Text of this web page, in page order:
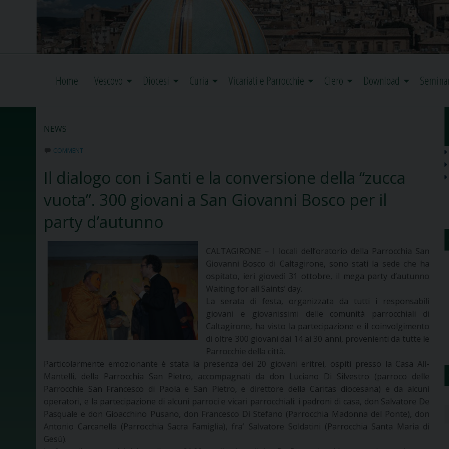
Home Vescovo Diocesi Curia Vicariati e Parrocchie Clero Download
NEWS
COMMENT
Il dialogo con i Santi e la conversione della “zucca
vuota”. 300 giovani a San Giovanni Bosco per il
party d’autunno
CALTAGIRONE – I locali dell’oratorio della Parrocchia San
Giovanni Bosco di Caltagirone, sono stati la sede che ha
ospitato, ieri giovedì 31 ottobre, il mega party d’autunno
Waiting for all Saints’ day.
La serata di festa, organizzata da tutti i responsabili
giovani e giovanissimi delle comunità parrocchiali di
Caltagirone, ha visto la partecipazione e il coinvolgimento
di oltre 300 giovani dai 14 ai 30 anni, provenienti da tutte le
Parrocchie della città.
Particolarmente emozionante è stata la presenza dei 20 giovani eritrei, ospiti presso la Casa Alì-
Mantelli, della Parrocchia San Pietro, accompagnati da don Luciano Di Silvestro (parroco delle
Parrocchie San Francesco di Paola e San Pietro, e direttore della Caritas diocesana) e da alcuni
operatori, e la partecipazione di alcuni parroci e vicari parrocchiali: i padroni di casa, don Salvatore De
Pasquale e don Gioacchino Pusano, don Francesco Di Stefano (Parrocchia Madonna del Ponte), don
Antonio Carcanella (Parrocchia Sacra Famiglia), fra’ Salvatore Soldatini (Parrocchia Santa Maria di
Gesù).